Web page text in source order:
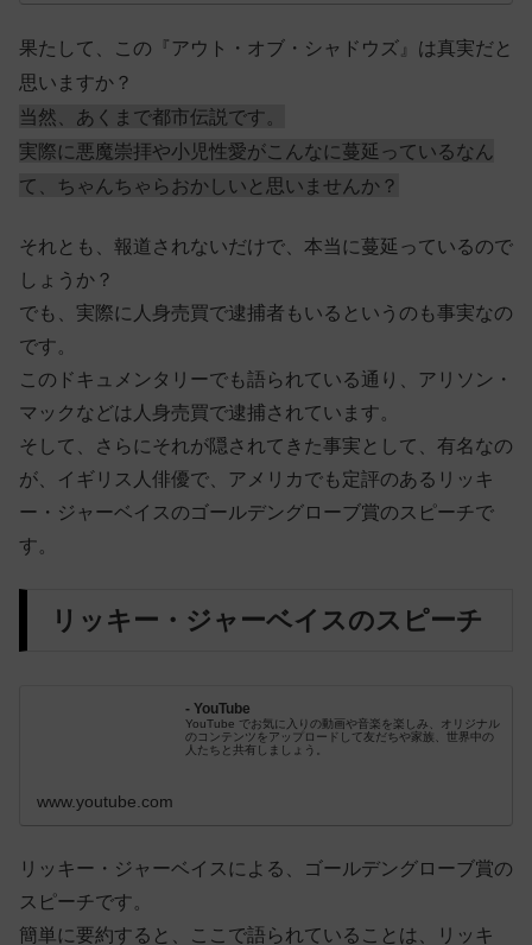
果たして、この『アウト・オブ・シャドウズ』は真実だと
思いますか？
当然、あくまで都市伝説です。
実際に悪魔崇拝や小児性愛がこんなに蔓延っているなん
て、ちゃんちゃらおかしいと思いませんか？
それとも、報道されないだけで、本当に蔓延っているので
しょうか？
でも、実際に人身売買で逮捕者もいるというのも事実なの
です。
このドキュメンタリーでも語られている通り、アリソン・
マックなどは人身売買で逮捕されています。
そして、さらにそれが隠されてきた事実として、有名なの
が、イギリス人俳優で、アメリカでも定評のあるリッキ
ー・ジャーベイスのゴールデングローブ賞のスピーチで
す。
リッキー・ジャーベイスのスピーチ
- YouTube
YouTube でお気に入りの動画や音楽を楽しみ、オリジナル
のコンテンツをアップロードして友だちや家族、世界中の
人たちと共有しましょう。
www.youtube.com
リッキー・ジャーベイスによる、ゴールデングローブ賞の
スピーチです。
簡単に要約すると、ここで語られていることは、リッキ